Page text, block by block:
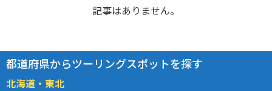
記事はありません。
都道府県からツーリングスポットを探す
北海道・東北